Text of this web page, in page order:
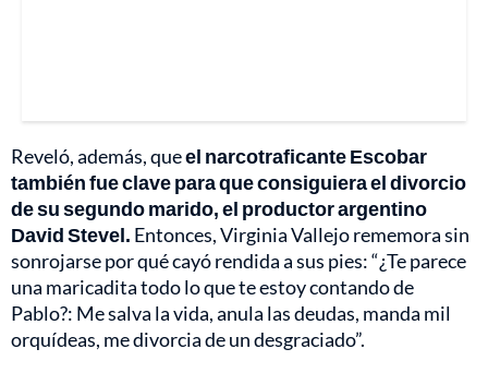
Reveló, además, queel narcotraficante Escobar
también fue clave para que consiguiera el divorcio
de su segundo marido, el productor argentino
David Stevel. Entonces, Virginia Vallejo rememora sin
sonrojarse por qué cayó rendida a sus pies: “¿Te parece
una maricadita todo lo que te estoy contando de
Pablo?: Me salva la vida, anula las deudas, manda mil
orquídeas, me divorcia de un desgraciado”.